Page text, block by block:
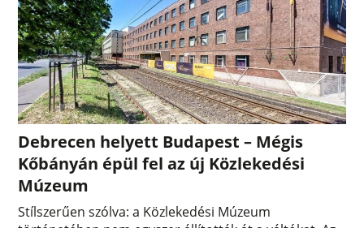
Debrecen helyett Budapest – Mégis
Kőbányán épül fel az új Közlekedési
Múzeum
Stílszerűen szólva: a Közlekedési Múzeum